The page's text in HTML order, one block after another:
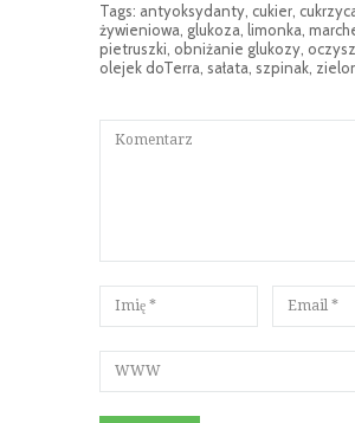
Tags: antyoksydanty, cukier,
żywieniowa, glukoza, limonka,
pietruszki, obniżanie glukozy,
olejek doTerra, sałata, szpinak,